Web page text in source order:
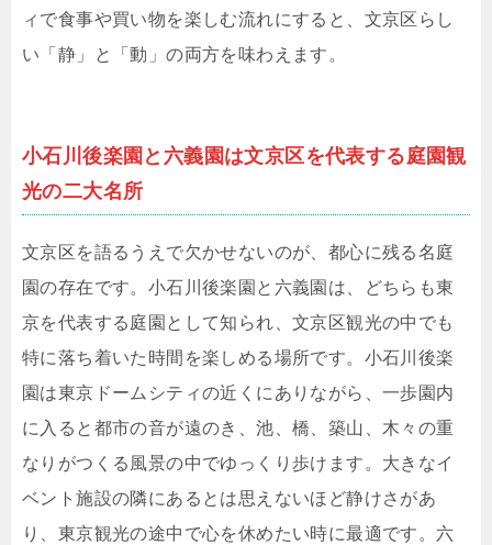
ィで食事や買い物を楽しむ流れにすると、文京区らし
い「静」と「動」の両方を味わえます。
小石川後楽園と六義園は文京区を代表する庭園観
光の二大名所
文京区を語るうえで欠かせないのが、都心に残る名庭
園の存在です。小石川後楽園と六義園は、どちらも東
京を代表する庭園として知られ、文京区観光の中でも
特に落ち着いた時間を楽しめる場所です。小石川後楽
園は東京ドームシティの近くにありながら、一歩園内
に入ると都市の音が遠のき、池、橋、築山、木々の重
なりがつくる風景の中でゆっくり歩けます。大きなイ
ベント施設の隣にあるとは思えないほど静けさがあ
り、東京観光の途中で心を休めたい時に最適です。六